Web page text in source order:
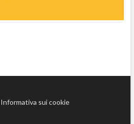
Informativa sui cookie